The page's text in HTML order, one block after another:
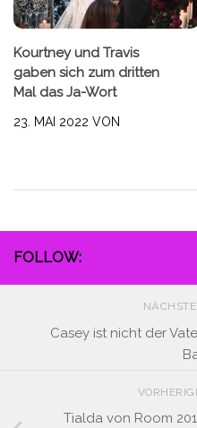
Kourtney und Travis
gaben sich zum dritten
Mal das Ja-Wort
23. MAI 2022 VON
FOLLOW:
Casey ist nicht der
Tialda von Room